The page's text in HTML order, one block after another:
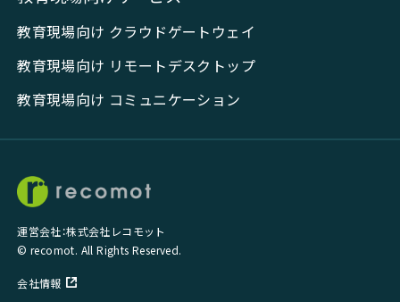
教育現場向け クラウドゲートウェイ
教育現場向け リモートデスクトップ
教育現場向け コミュニケーション
運営会社：株式会社レコモット
© recomot. All Rights Reserved.
会社情報